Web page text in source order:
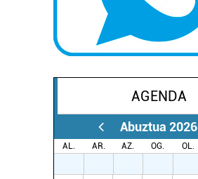
AGENDA
Abuztua 2026
AL. AR. AZ. OG. OL.